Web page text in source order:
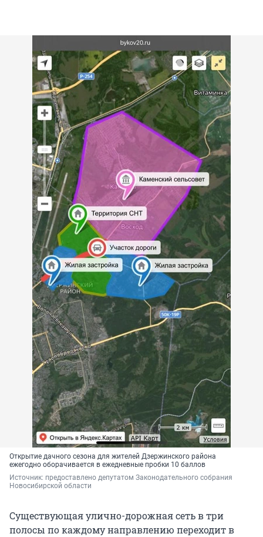
Открытие дачного сезона для жителей Дзержинского района
ежегодно оборачивается в ежедневные пробки 10 баллов
Источник: предоставлено депутатом Законодательного собрания
Новосибирской области
Существующая улично-дорожная сеть в три
полосы по каждому направлению переходит в